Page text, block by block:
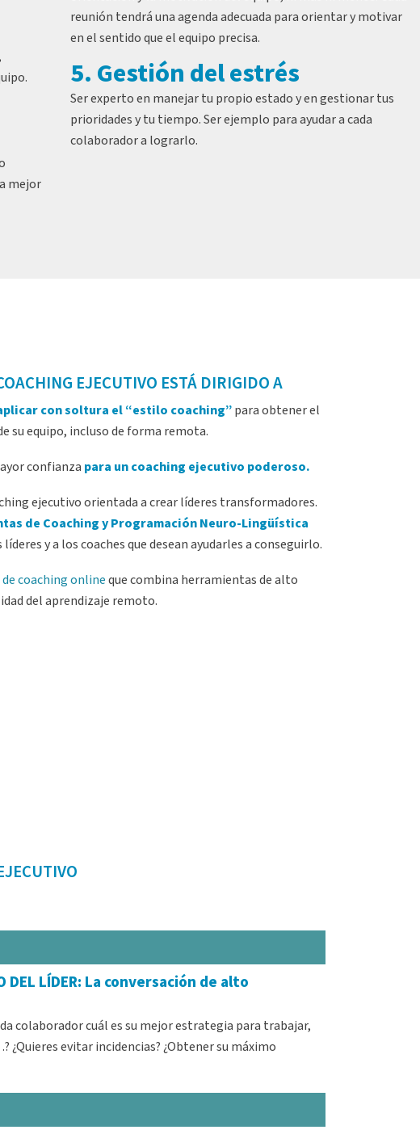
mejor
reunión tendrá una agenda adecuada para orientar y motivar
en el sentido que el equipo precisa.
5. Gestión del estrés
Ser experto en manejar tu propio estado y en gestionar tus
prioridades y tu tiempo. Ser ejemplo para ayudar a cada
colaborador a lograrlo.
EJECUTIVO ESTÁ DIRIGIDO A
con soltura el “estilo coaching”para obtener el
su equipo, incluso de forma remota.
confianza para un coaching ejecutivo poderoso.
ejecutivo orientada a crear líderes transformadores.
de Coaching y Programación Neuro-Lingüística
y a los coaches que desean ayudarles a conseguirlo.
coaching onlineque combina herramientas de alto
del aprendizaje remoto.
DEL LÍDER: La conversación de alto
colaborador cuál es su mejor estrategia para trabajar,
evitar incidencias? ¿Obtener su máximo